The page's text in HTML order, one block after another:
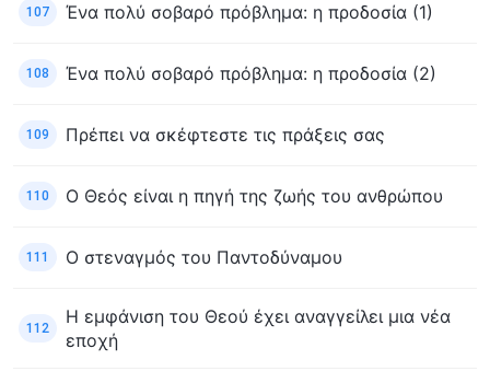
107 Ένα πολύ σοβαρό πρόβλημα: η προδοσία (1)
108 Ένα πολύ σοβαρό πρόβλημα: η προδοσία (2)
109 Πρέπει να σκέφτεστε τις πράξεις σας
110 Ο Θεός είναι η πηγή της ζωής του ανθρώπου
111 Ο στεναγμός του Παντοδύναμου
112
Η εμφάνιση του Θεού έχει αναγγείλει μια νέα
εποχή